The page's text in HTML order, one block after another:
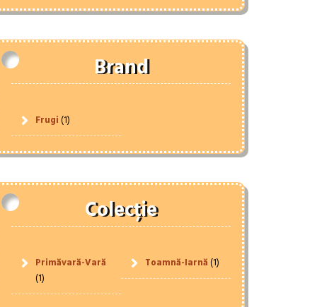
Brand
Frugi(1)
Colecție
Primăvară-Vară
(1)
Toamnă-Iarnă(1)